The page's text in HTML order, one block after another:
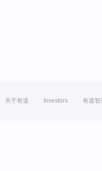
关于有道 Investors 有道智